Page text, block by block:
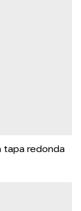
tapa redonda